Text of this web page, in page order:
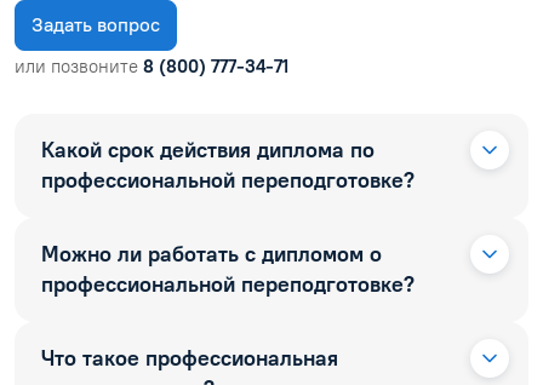
Задать вопрос
или позвоните 8 (800) 777-34-71
Какой срок действия диплома по
профессиональной переподготовке?
Можно ли работать с дипломом о
профессиональной переподготовке?
Что такое профессиональная